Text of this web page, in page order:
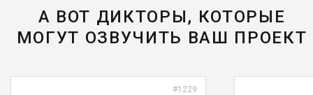
А ВОТ ДИКТОРЫ, КОТОРЫЕ
МОГУТ ОЗВУЧИТЬ ВАШ ПРОЕКТ
#1229